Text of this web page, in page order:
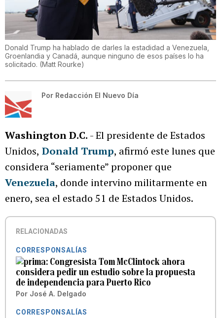
Donald Trump ha hablado de darles la estadidad a Venezuela,
Groenlandia y Canadá, aunque ninguno de esos países lo ha
solicitado. (Matt Rourke)
Por Redacción El Nuevo Día
Washington D.C. - El presidente de Estados
Unidos, Donald Trump, afirmó este lunes que
considera “seriamente” proponer que
Venezuela, donde intervino militarmente en
enero, sea el estado 51 de Estados Unidos.
RELACIONADAS
CORRESPONSALÍAS
Congresista Tom McClintock ahora
considera pedir un estudio sobre la propuesta
de independencia para Puerto Rico
Por José A. Delgado
CORRESPONSALÍAS